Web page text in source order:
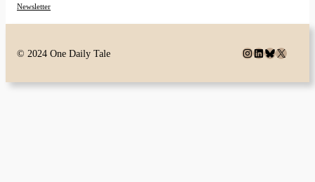
Newsletter
© 2024 One Daily Tale Instagram
LinkedIn
Bluesky
X